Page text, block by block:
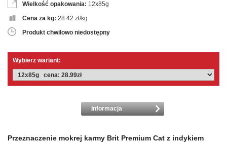
Wielkość opakowania: 12x85g
Cena za kg: 28.42 zł/kg
Produkt chwilowo niedostępny
Wybierz wariant:
Informacja
Przeznaczenie mokrej karmy Brit Premium Cat z indykiem